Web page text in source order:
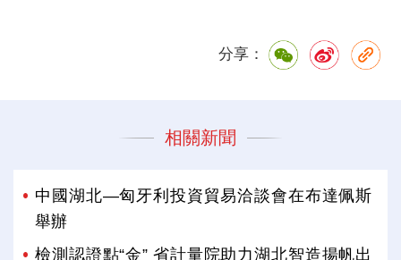
分享：
相關新聞
中國湖北—匈牙利投資貿易洽談會在布達佩斯
舉辦
檢測認證點“金” 省計量院助力湖北智造揚帆出